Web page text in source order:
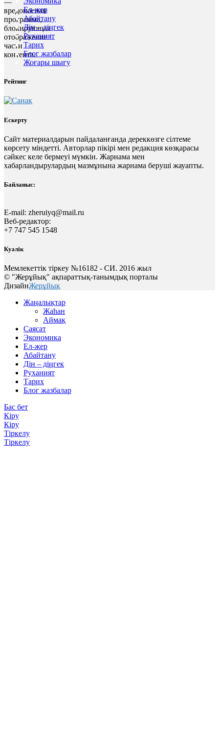
—
вредоносная
программа,
блокирующая
отображение
части
контента.
Ел-жер
Абайтану
Дін – діңгек
Руханият
Тарих
Блог жазбалар
Жоғары шығу
Рейтинг
Ескерту
Сайт материалдарын пайдаланғанда дереккөзге сілтеме
көрсету міндетті. Авторлар пікірі мен редакция көзқарасы
сәйкес келе бермеуі мүмкін. Жарнама мен
хабарландырулардың мазмұнына жарнама беруші жауапты.
Байланыс:
E-mail: zheruiyq@mail.ru
Веб-редактор:
+7 747 545 1548
Куәлік
Мемлекеттік тіркеу №16182 - СИ. 2016 жыл
© "Жерұйық" ақпараттық-танымдық порталы
ДизайнЖерұйық
Жаңалықтар
Жаһан
Аймақ
Саясат
Экономика
Ел-жер
Абайтану
Дін – діңгек
Руханият
Тарих
Блог жазбалар
Бас бет
Кіру
Кіру
Тіркелу
Тіркелу